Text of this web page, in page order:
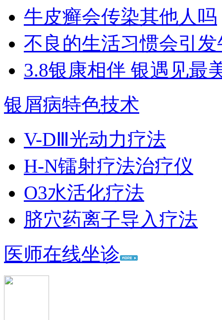
牛皮癣会传染其他人吗
不良的生活习惯会引
3.8银康相伴 银遇见最
银屑病特色技术
V-DⅢ光动力疗法
H-N镭射疗法治疗仪
O3水活化疗法
脐穴药离子导入疗法
医师在线坐诊